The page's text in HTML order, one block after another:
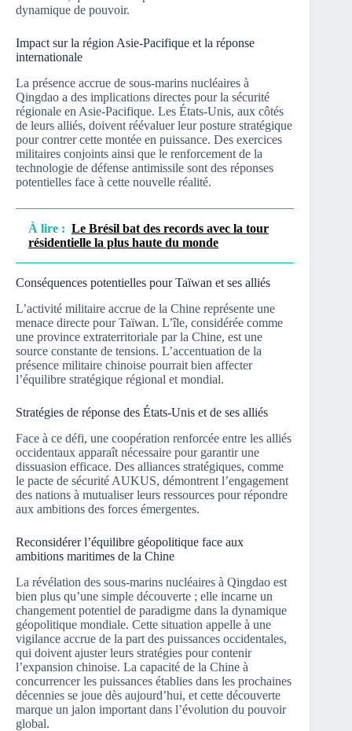
dynamique de pouvoir.
Impact sur la région Asie-Pacifique et la réponse
internationale
La présence accrue de sous-marins nucléaires à
Qingdao a des implications directes pour la sécurité
régionale en Asie-Pacifique. Les États-Unis, aux côtés
de leurs alliés, doivent réévaluer leur posture stratégique
pour contrer cette montée en puissance. Des exercices
militaires conjoints ainsi que le renforcement de la
technologie de défense antimissile sont des réponses
potentielles face à cette nouvelle réalité.
À lire : Le Brésil bat des records avec la tour
résidentielle la plus haute du monde
Conséquences potentielles pour Taïwan et ses alliés
L’activité militaire accrue de la Chine représente une
menace directe pour Taïwan. L’île, considérée comme
une province extraterritoriale par la Chine, est une
source constante de tensions. L’accentuation de la
présence militaire chinoise pourrait bien affecter
l’équilibre stratégique régional et mondial.
Stratégies de réponse des États-Unis et de ses alliés
Face à ce défi, une coopération renforcée entre les alliés
occidentaux apparaît nécessaire pour garantir une
dissuasion efficace. Des alliances stratégiques, comme
le pacte de sécurité AUKUS, démontrent l’engagement
des nations à mutualiser leurs ressources pour répondre
aux ambitions des forces émergentes.
Reconsidérer l’équilibre géopolitique face aux
ambitions maritimes de la Chine
La révélation des sous-marins nucléaires à Qingdao est
bien plus qu’une simple découverte ; elle incarne un
changement potentiel de paradigme dans la dynamique
géopolitique mondiale. Cette situation appelle à une
vigilance accrue de la part des puissances occidentales,
qui doivent ajuster leurs stratégies pour contenir
l’expansion chinoise. La capacité de la Chine à
concurrencer les puissances établies dans les prochaines
décennies se joue dès aujourd’hui, et cette découverte
marque un jalon important dans l’évolution du pouvoir
global.